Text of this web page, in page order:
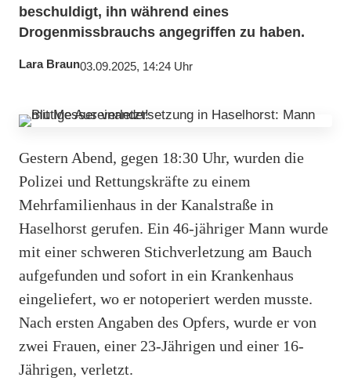
beschuldigt, ihn während eines
Drogenmissbrauchs angegriffen zu haben.
Lara Braun03.09.2025, 14:24 Uhr
Gestern Abend, gegen 18:30 Uhr, wurden die
Polizei und Rettungskräfte zu einem
Mehrfamilienhaus in der Kanalstraße in
Haselhorst gerufen. Ein 46-jähriger Mann wurde
mit einer schweren Stichverletzung am Bauch
aufgefunden und sofort in ein Krankenhaus
eingeliefert, wo er notoperiert werden musste.
Nach ersten Angaben des Opfers, wurde er von
zwei Frauen, einer 23-Jährigen und einer 16-
Jährigen, verletzt.